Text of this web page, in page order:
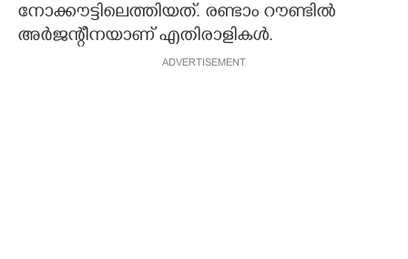
നോക്കൗട്ടിലെത്തിയത്. രണ്ടാം റൗണ്ടിൽ
അർജന്റീനയാണ് എതിരാളികൾ.
ADVERTISEMENT